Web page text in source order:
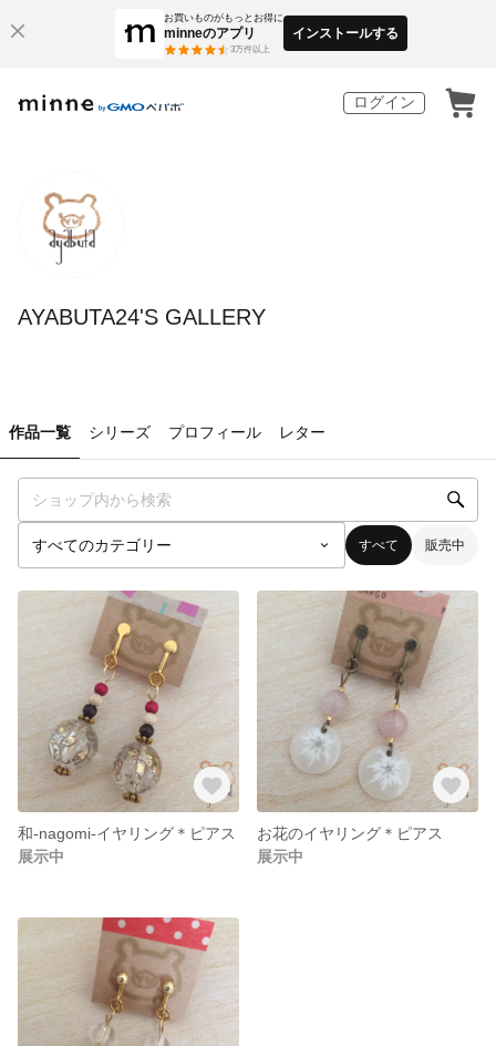
お買いものがもっとお得に
minneのアプリ
3万件以上
インストールする
ログイン
AYABUTA24'S GALLERY
作品一覧 シリーズ プロフィール レター
すべて 販売中
和-nagomi-イヤリング＊ピアス
展示中
お花のイヤリング＊ピアス
展示中